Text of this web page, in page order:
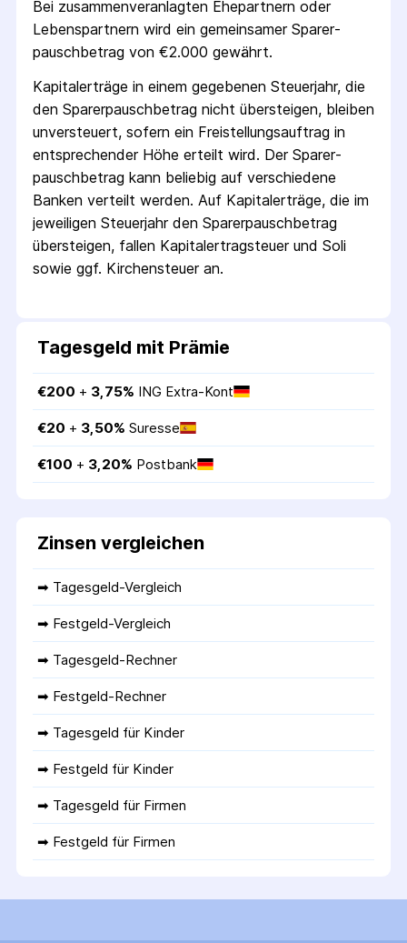
Bei zusammenveranlagten Ehepartnern oder
Lebenspartnern wird ein gemeinsamer Sparer­
pausch­betrag von €2.000 gewährt.
Kapitalerträge in einem gegebenen Steuerjahr, die
den Sparer­pausch­betrag nicht übersteigen, bleiben
unversteuert, sofern ein Freistellungs­auftrag in
entsprechender Höhe erteilt wird. Der Sparer­
pausch­betrag kann beliebig auf verschiedene
Banken verteilt werden. Auf Kapitalerträge, die im
jeweiligen Steuerjahr den Sparer­pausch­betrag
übersteigen, fallen Kapital­ertrag­steuer und Soli
sowie ggf. Kirchensteuer an.
Tagesgeld mit Prämie
€200 + 3,75% ING Extra-Kont
€20 + 3,50% Suresse
€100 + 3,20% Postbank
Zinsen vergleichen
➡ Tagesgeld-Vergleich
➡ Festgeld-Vergleich
➡ Tagesgeld-Rechner
➡ Festgeld-Rechner
➡ Tagesgeld für Kinder
➡ Festgeld für Kinder
➡ Tagesgeld für Firmen
➡ Festgeld für Firmen